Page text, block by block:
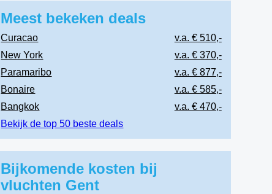
Meest bekeken deals
Curacao
v.a. € 510,-
New York
v.a. € 370,-
Paramaribo
v.a. € 877,-
Bonaire
v.a. € 585,-
Bangkok
v.a. € 470,-
Bekijk de top 50 beste deals
Bijkomende kosten bij
vluchten Gent